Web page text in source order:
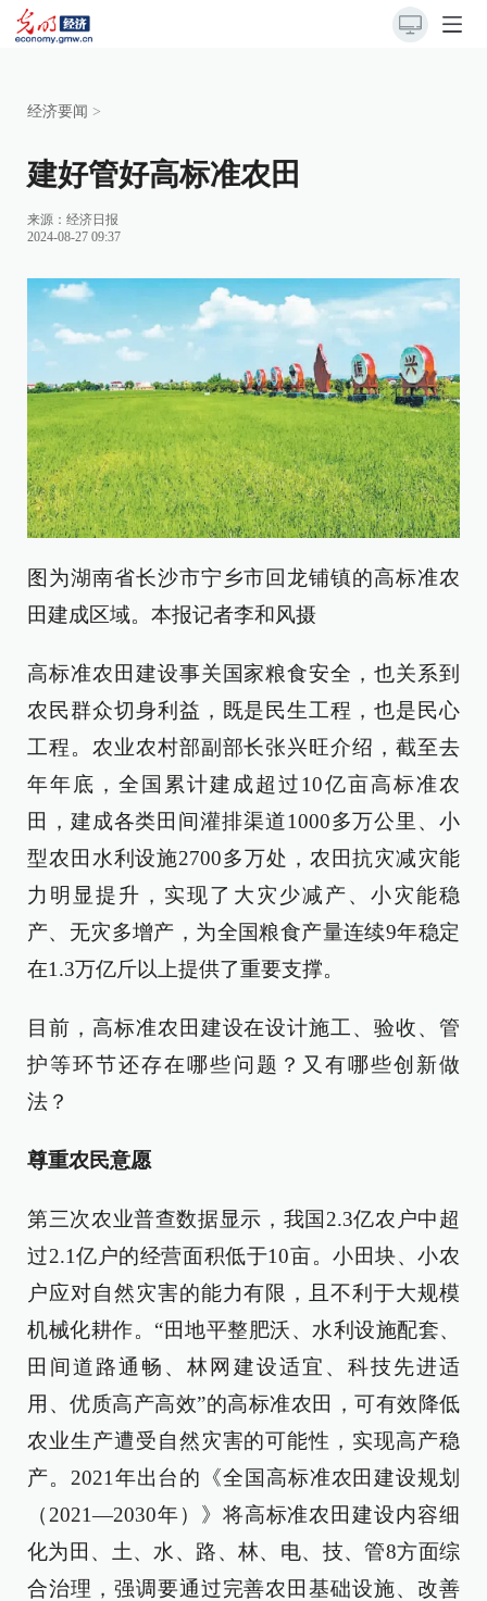
经济要闻 >
建好管好高标准农田
来源： 经济日报
2024-08-27 09:37
图为湖南省长沙市宁乡市回龙铺镇的高标准农
田建成区域。本报记者李和风摄
高标准农田建设事关国家粮食安全，也关系到
农民群众切身利益，既是民生工程，也是民心
工程。农业农村部副部长张兴旺介绍，截至去
年年底，全国累计建成超过10亿亩高标准农
田，建成各类田间灌排渠道1000多万公里、小
型农田水利设施2700多万处，农田抗灾减灾能
力明显提升，实现了大灾少减产、小灾能稳
产、无灾多增产，为全国粮食产量连续9年稳定
在1.3万亿斤以上提供了重要支撑。
目前，高标准农田建设在设计施工、验收、管
护等环节还存在哪些问题？又有哪些创新做
法？
尊重农民意愿
第三次农业普查数据显示，我国2.3亿农户中超
过2.1亿户的经营面积低于10亩。小田块、小农
户应对自然灾害的能力有限，且不利于大规模
机械化耕作。“田地平整肥沃、水利设施配套、
田间道路通畅、林网建设适宜、科技先进适
用、优质高产高效”的高标准农田，可有效降低
农业生产遭受自然灾害的可能性，实现高产稳
产。2021年出台的《全国高标准农田建设规划
（2021—2030年）》将高标准农田建设内容细
化为田、土、水、路、林、电、技、管8方面综
合治理，强调要通过完善农田基础设施、改善